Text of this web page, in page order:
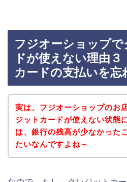
フジオーショップ
ドが使えない理由
カードの支払いを忘
実は、フジオーショップのお
ジットカードが使えない状態
は、銀行の残高が少なかった
たいなんですよね～